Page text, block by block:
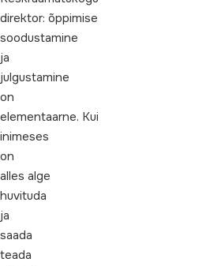
direktor: õppimise
soodustamine
ja
julgustamine
on
elementaarne. Kui
inimeses
on
alles alge
huvituda
ja
saada
teada